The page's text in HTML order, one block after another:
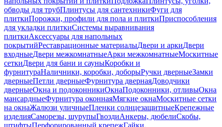
обводы для трубПлинтусы для сантехникиФуги для
плиткиПорожки, профили для пола и плиткиПриспособления
для укладки плиткиСистемы выравнивания
плиткиАксессуары для напольных
покрытийРеставрационные материалыДвери и аркиДвери
входныеДвери межкомнатныеАрки межкомнатныеМоскитные
сеткиДвери для бани и сауныКоробки и
фурнитураНаличники, коробки, доборыРучки дверныеЗамки
дверныеПетли дверныеФурнитура двернаяДоводчики
дверныеОкна и подоконникиОкнаПодоконники, отливыОкна
мансардныеФурнитура оконнаяМягкие окнаМоскитные сетки
на окнаЖалюзи уличныеПленки солнцезащитныеКрепежные
изделияСаморезы, шурупыГвоздиАнкеры, дюбелиСкобы,
штифтыПерфорированный крепежГайки,